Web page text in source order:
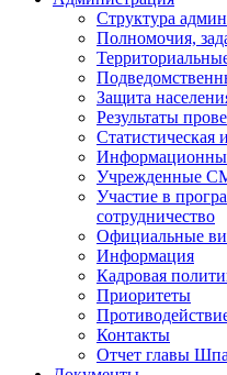
Структура
Полномочия,
Защита
Результаты
Статистическая
Учрежденные
Участие в
сотрудничество
Официальные
Информация
Кадровая
Приоритеты
Контакты
Отчет главы